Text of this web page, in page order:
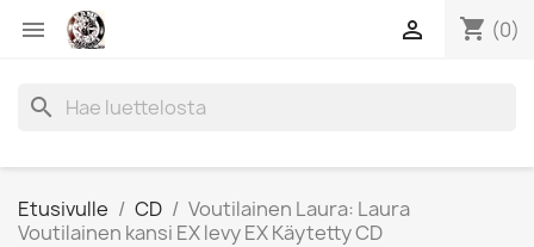
 shopping_cart (0)

search
Etusivulle CD
Voutilainen Laura: Laura
Voutilainen kansi EX levy EX Käytetty CD